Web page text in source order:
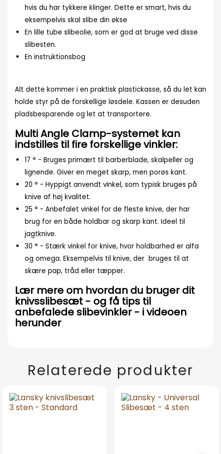
hvis du har tykkere klinger. Dette er smart, hvis du
eksempelvis skal slibe din økse
En lille tube slibeolie, som er god at bruge ved disse
slibesten.
En instruktionsbog
Alt dette kommer i en praktisk plastickasse, så du let kan
holde styr på de forskellige løsdele. Kassen er desuden
pladsbesparende og let at transportere.
Multi Angle Clamp-systemet kan
indstilles til fire forskellige vinkler:
17 ° - Bruges primært til barberblade, skalpeller og
lignende. Giver en meget skarp, men porøs kant.
20 ° - Hyppigt anvendt vinkel, som typisk bruges på
knive af høj kvalitet.
25 ° - Anbefalet vinkel for de fleste knive, der har
brug for en både holdbar og skarp kant. Ideel til
jagtknive.
30 ° - Stærk vinkel for knive, hvor holdbarhed er alfa
og omega. Eksempelvis til knive, der bruges til at
skære pap, tråd eller tæpper.
Lær mere om hvordan du bruger dit
knivsslibesæt - og få tips til
anbefalede slibevinkler - i videoen
herunder
Relaterede produkter